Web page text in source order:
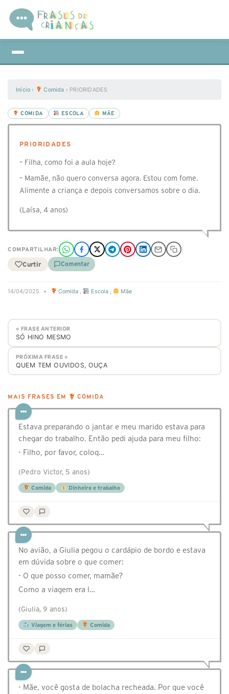
Início › Comida › PRIORIDADES
COMIDA ESCOLA MÃE
PRIORIDADES
– Filha, como foi a aula hoje?
– Mamãe, não quero conversa agora. Estou com fome.
Alimente a criança e depois conversamos sobre o dia.
(Laísa, 4 anos)
COMPARTILHAR:
Curtir Comentar
14/04/2025 • Comida , Escola, Mãe
« FRASE ANTERIOR
SÓ HINO MESMO
PRÓXIMA FRASE »
QUEM TEM OUVIDOS, OUÇA
MAIS FRASES EM COMIDA
Estava preparando o jantar e meu marido estava para
chegar do trabalho. Então pedi ajuda para meu filho:
- Filho, por favor, coloq…
(Pedro Victor, 5 anos)
Comida Dinheiro e trabalho
No avião, a Giulia pegou o cardápio de bordo e estava
em dúvida sobre o que comer:
- O que posso comer, mamãe?
Como a viagem era l…
(Giulia, 9 anos)
Viagem e férias Comida
- Mãe, você gosta de bolacha recheada. Por que você